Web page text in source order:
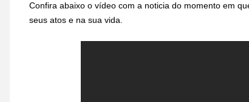
Confira abaixo o vídeo com a noticia do momento em
seus atos e na sua vida.